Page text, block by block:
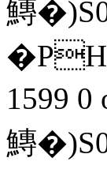
鱄
�PH
1599 0
鱄